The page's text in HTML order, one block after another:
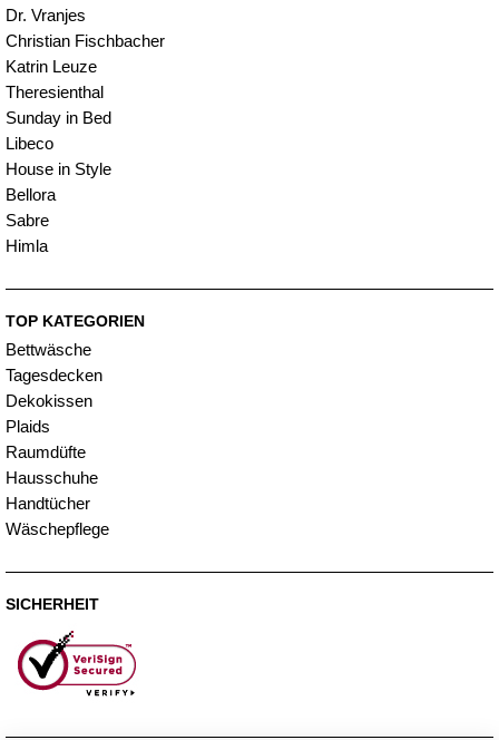
Dr. Vranjes
Christian Fischbacher
Katrin Leuze
Theresienthal
Sunday in Bed
Libeco
House in Style
Bellora
Sabre
Himla
TOP KATEGORIEN
Bettwäsche
Tagesdecken
Dekokissen
Plaids
Raumdüfte
Hausschuhe
Handtücher
Wäschepflege
SICHERHEIT